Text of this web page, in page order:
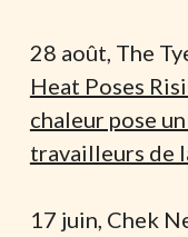
28 août, The
Heat Poses
chaleur pose
travailleurs de
17 juin, Chek